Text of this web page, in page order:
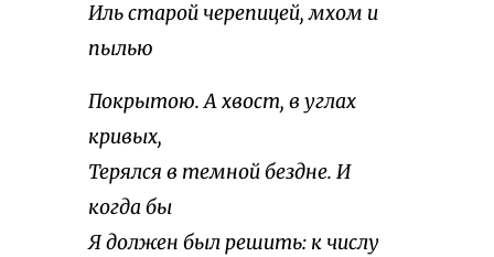
Иль старой черепицей, мхом и
пылью
Покрытою. А хвост, в углах
кривых,
Терялся в темной бездне. И
когда бы
Я должен был решить: к числу